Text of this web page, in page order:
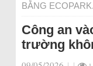
BẰNG ECOPARK.
Công an
trường